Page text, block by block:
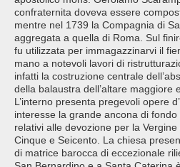
confraternita doveva essere
mentre nel 1739 la Compagnia di
aggregata a quella di Roma. Sul
fu utilizzata per immagazzinarvi il
mano a notevoli lavori di
infatti la costruzione centrale
della balaustra dell’altare maggiore
L’interno presenta pregevoli opere
interesse la grande ancona di
relativi alle devozione per la
Cinque e Seicento. La chiesa
di matrice barocca di eccezionale